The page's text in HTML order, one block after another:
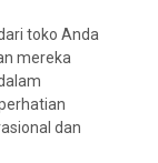
toko Anda
mereka
dan